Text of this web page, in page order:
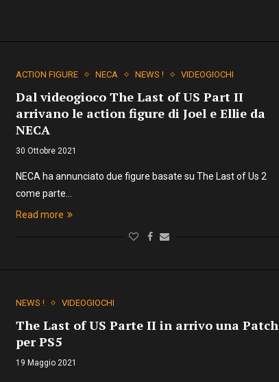
ACTION FIGURE NECA NEWS ! VIDEOGIOCHI
Dal videogioco The Last of US Part II
arrivano le action figure di Joel e Ellie da
NECA
30 Ottobre 2021
NECA ha annunciato due figure basate su The Last of Us 2
come parte…
Read more
NEWS ! VIDEOGIOCHI
The Last of US Parte II in arrivo una Patch
per PS5
19 Maggio 2021